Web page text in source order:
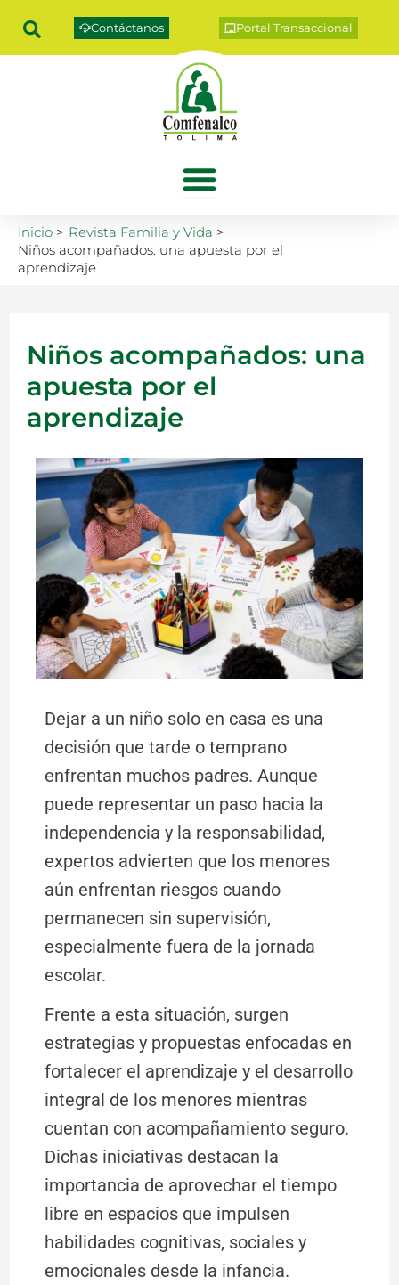
Portal Transaccional
Contáctanos
Inicio
Revista Familia y Vida
Niños acompañados: una apuesta por el
aprendizaje
Niños acompañados: una
apuesta por el
aprendizaje
Dejar a un niño solo en casa es una
decisión que tarde o temprano
enfrentan muchos padres. Aunque
puede representar un paso hacia la
independencia y la responsabilidad,
expertos advierten que los menores
aún enfrentan riesgos cuando
permanecen sin supervisión,
especialmente fuera de la jornada
escolar.
Frente a esta situación, surgen
estrategias y propuestas enfocadas en
fortalecer el aprendizaje y el desarrollo
integral de los menores mientras
cuentan con acompañamiento seguro.
Dichas iniciativas destacan la
importancia de aprovechar el tiempo
libre en espacios que impulsen
habilidades cognitivas, sociales y
emocionales desde la infancia.